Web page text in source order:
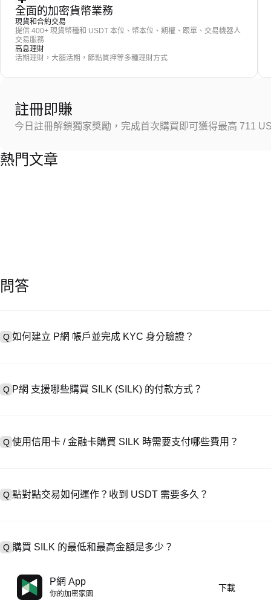
全面的加密貨幣業務
現貨和合約交易
提供 400+ 現貨幣種和 USDT 本位、幣本位、期權、跟單、交易機器人
交易服務
高息理財
活期理財，大額活期，節點質押等多種理財方式
註冊即賺
今日註冊解鎖獨家獎勵，完成首次購買即可獲得最高 711
熱門文章
問答
Q 如何建立 P網 帳戶並完成 KYC 身分驗證？
Q P網 支援哪些購買 SILK (SILK) 的付款方式？
易，提供客製化報價。
Q 使用信用卡 / 金融卡購買 SILK 時需要支付哪些費用？
Q 點對點交易如何運作？收到 USDT 需要多久？
Q 購買 SILK 的最低和最高金額是多少？
最低和最高限額因購買方式和驗證等級而異。信用卡 / 金融卡最低
常起價 10 美元）；銀行轉帳最低存款多為 100 美元。操作前請先查
P網 App
你的加密家園
下載